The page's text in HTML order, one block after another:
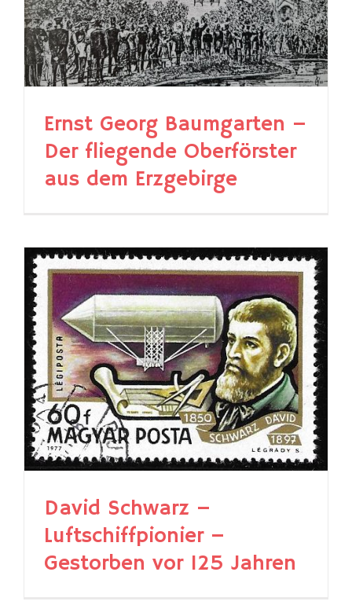
Ernst Georg Baumgarten –
Der fliegende Oberförster
aus dem Erzgebirge
David Schwarz –
Luftschiffpionier –
Gestorben vor 125 Jahren